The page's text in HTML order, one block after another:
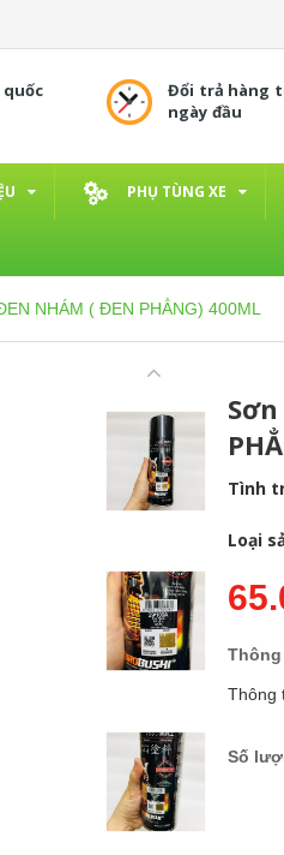
Đổi trả hàng
ngày đầu
PHỤ TÙNG XE
NHÁM ( ĐEN PHẲNG) 400ML
Tình
Loại
Thông
Số